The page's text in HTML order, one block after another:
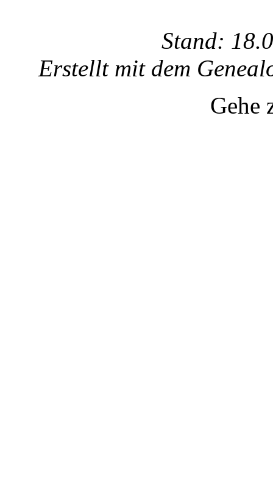
Stand:
Erstellt mit dem
Gehe